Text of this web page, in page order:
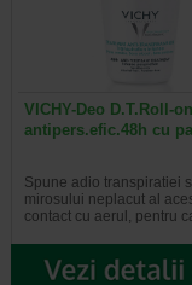
VICHY-Deo D.T.Roll-on
antipers.efic.48h cu
Spune adio transpiratiei
mirosului neplacut al
contact cu aerul, pentru